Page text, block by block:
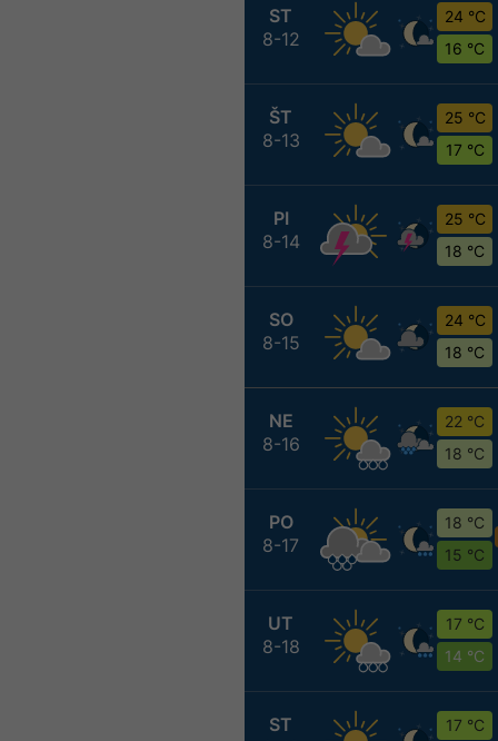
ST
8-12
24 °C
16 °C
ŠT
8-13
25 °C
17 °C
PI
8-14
25 °C
18 °C
SO
8-15
24 °C
18 °C
NE
8-16
22 °C
18 °C
PO
8-17
18 °C
15 °C
UT
8-18
17 °C
14 °C
ST
17 °C